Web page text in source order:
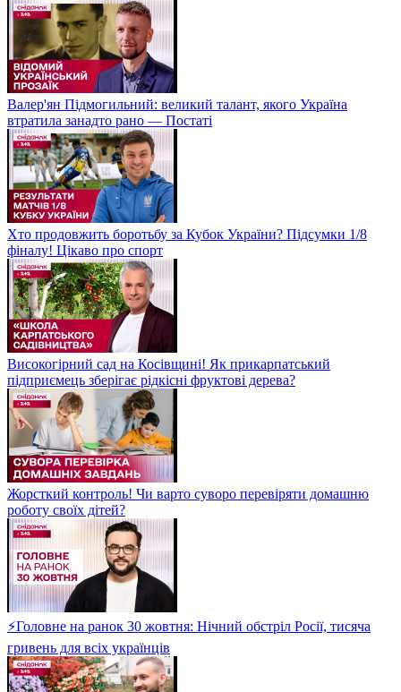
Валер'ян Підмогильний: великий талант, якого Україна
втратила занадто рано — Постаті
Хто продовжить боротьбу за Кубок України? Підсумки 1/8
фіналу! Цікаво про спорт
Високогірний сад на Косівщині! Як прикарпатський
підприємець зберігає рідкісні фруктові дерева?
Жорсткий контроль! Чи варто суворо перевіряти домашню
роботу своїх дітей?
⚡Головне на ранок 30 жовтня: Нічний обстріл Росії, тисяча
гривень для всіх українців